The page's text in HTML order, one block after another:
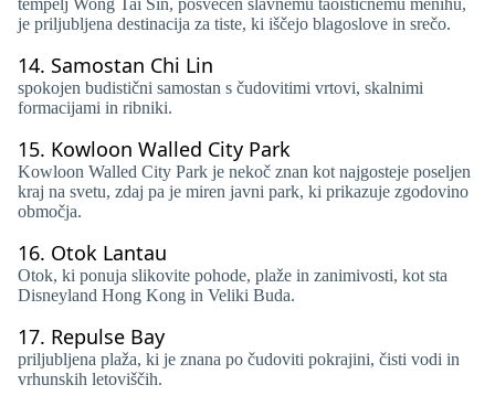
tempelj Wong Tai Sin, posvečen slavnemu taoističnemu menihu,
je priljubljena destinacija za tiste, ki iščejo blagoslove in srečo.
14. Samostan Chi Lin
spokojen budistični samostan s čudovitimi vrtovi, skalnimi
formacijami in ribniki.
15. Kowloon Walled City Park
Kowloon Walled City Park je nekoč znan kot najgosteje poseljen
kraj na svetu, zdaj pa je miren javni park, ki prikazuje zgodovino
območja.
16. Otok Lantau
Otok, ki ponuja slikovite pohode, plaže in zanimivosti, kot sta
Disneyland Hong Kong in Veliki Buda.
17. Repulse Bay
priljubljena plaža, ki je znana po čudoviti pokrajini, čisti vodi in
vrhunskih letoviščih.